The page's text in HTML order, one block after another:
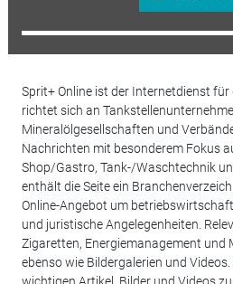
Sprit+ Online ist der Internetdienst
richtet sich an
Mineralölgesellschaften und
Nachrichten mit besonderem Fokus
Shop/Gastro, Tank-/Waschtechnik
enthält die Seite ein
Online-Angebot um
und juristische Angelegenheiten.
Zigaretten, Energiemanagement und
ebenso wie Bildergalerien und